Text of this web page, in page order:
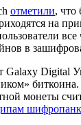
отметили, что
на
в
Galaxy Digital
монеты